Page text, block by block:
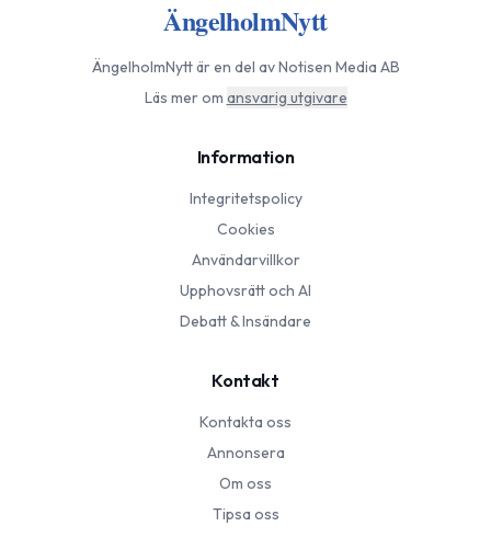
ÄngelholmNytt
ÄngelholmNyttär en del av Notisen Media AB
Läs mer om ansvarig utgivare
Information
Integritetspolicy
Cookies
Användarvillkor
Upphovsrätt och AI
Debatt & Insändare
Kontakt
Kontakta oss
Annonsera
Om oss
Tipsa oss